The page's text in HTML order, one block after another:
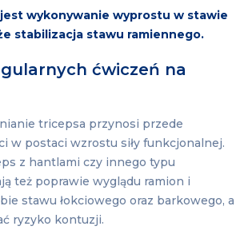
wykonywanie wyprostu w stawie
stabilizacja stawu ramiennego.
ćwiczeń na
tricepsa przynosi przede
w postaci wzrostu siły funkcjonalnej.
z hantlami czy innego typu
też poprawie wyglądu ramion i
stawu łokciowego oraz barkowego, a
ryzyko kontuzji.